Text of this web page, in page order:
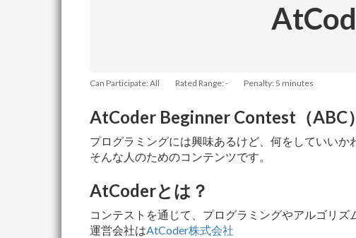
Can Participate: All Rated Range: - Penalty: 5 minutes
AtCoder Beginner Contest（ABC
プログラミングには興味あるけど、何をしていいか
そんな人のためのコンテンツです。
AtCoderとは？
コンテストを通じて、プログラミングやアルゴリズ
運営会社はAtCoder株式会社